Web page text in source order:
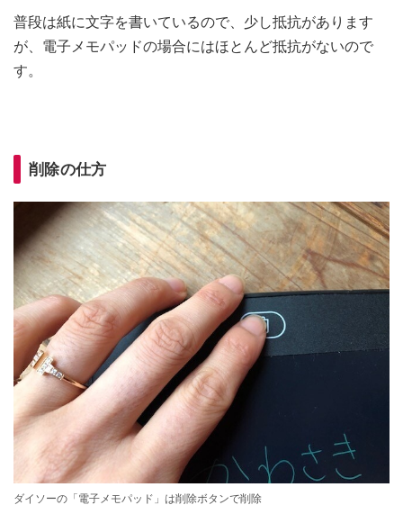
普段は紙に文字を書いているので、少し抵抗があります
が、電子メモパッドの場合にはほとんど抵抗がないので
す。
削除の仕方
ダイソーの「電子メモパッド」は削除ボタンで削除